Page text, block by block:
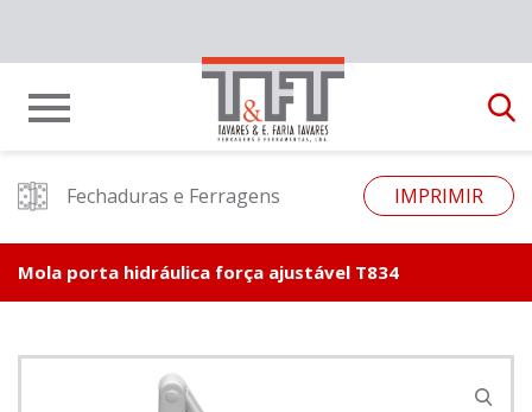
Fechaduras e Ferragens IMPRIMIR
Mola porta hidráulica força ajustável T834